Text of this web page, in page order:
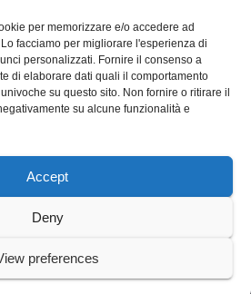
per memorizzare e/o accedere ad
facciamo per migliorare l'esperienza di
personalizzati. Fornire il consenso a
di elaborare dati quali il comportamento
su questo sito. Non fornire o ritirare il
su alcune funzionalità e
Accept
Deny
preferences
|Tema: Newspaperex di
Scienza studio specialistico bracciano